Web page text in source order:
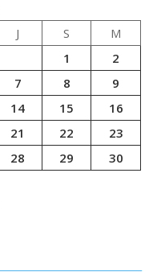
J S
M
1
2
7 8
9
14 15
16
21 22
23
28 29 30